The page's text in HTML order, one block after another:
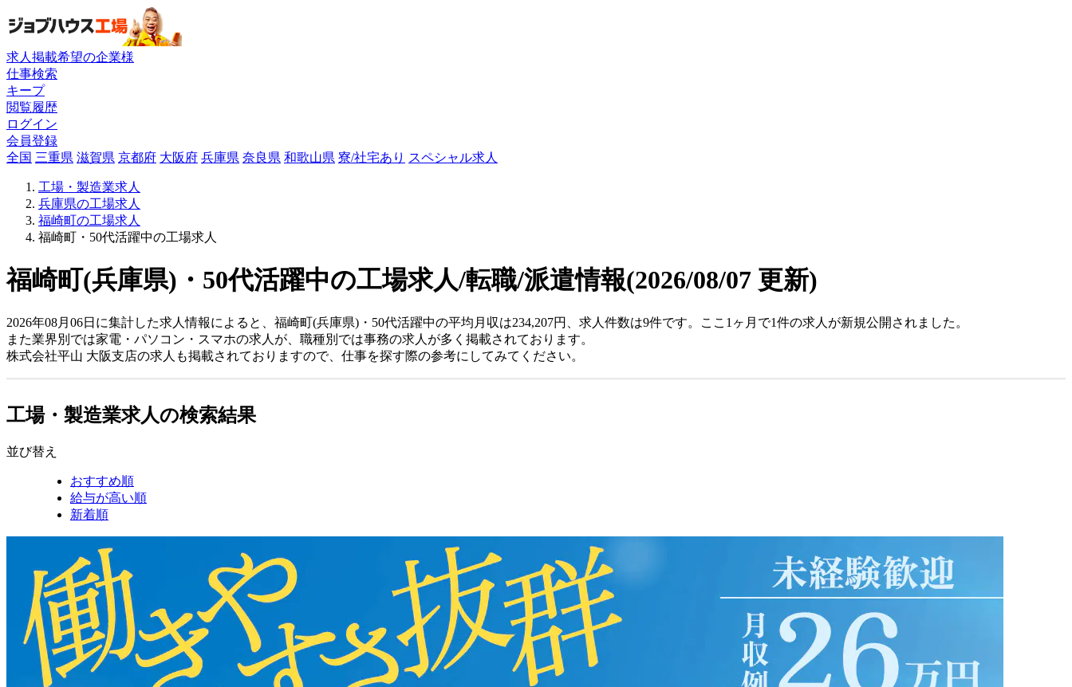
求人掲載希望の企業様
仕事検索
キープ
閲覧履歴
ログイン
会員登録
全国 三重県 滋賀県 京都府 大阪府 兵庫県 奈良県 和歌山県 寮/社宅あり スペシャル求人
工場・製造業求人
兵庫県の工場求人
福崎町の工場求人
福崎町・50代活躍中の工場求人
福崎町(兵庫県)・50代活躍中の工場求人/転職/派遣情報(2026/08/07 更新)
2026年08月06日に集計した求人情報によると、福崎町(兵庫県)・50代活躍中の平均月収は234,207円、求人件数は9件です。ここ1ヶ月で1件の求人が新規公開されました。
また業界別では家電・パソコン・スマホの求人が、職種別では事務の求人が多く掲載されております。
株式会社平山 大阪支店の求人も掲載されておりますので、仕事を探す際の参考にしてみてください。
工場・製造業求人の検索結果
並び替え
おすすめ順
給与が高い順
新着順